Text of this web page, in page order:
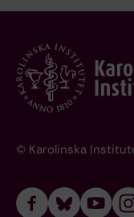
© Karolinska